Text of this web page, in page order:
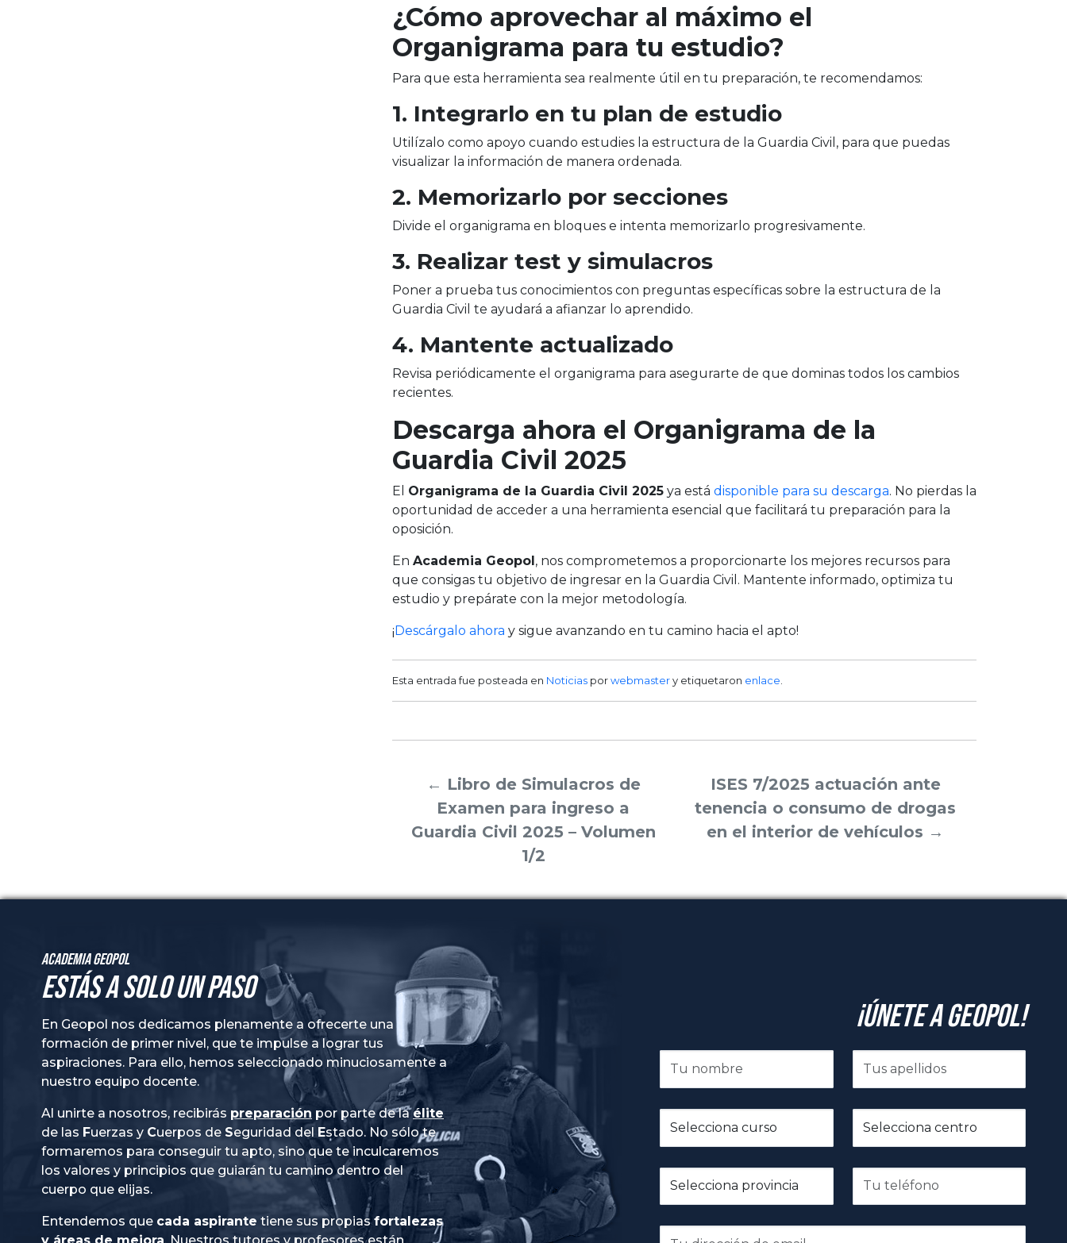
¿Cómo aprovechar al máximo el
Organigrama para tu estudio?
Para que esta herramienta sea realmente útil en tu preparación, te recomendamos:
1. Integrarlo en tu plan de estudio
Utilízalo como apoyo cuando estudies la estructura de la Guardia Civil, para que puedas
visualizar la información de manera ordenada.
2. Memorizarlo por secciones
Divide el organigrama en bloques e intenta memorizarlo progresivamente.
3. Realizar test y simulacros
Poner a prueba tus conocimientos con preguntas específicas sobre la estructura de la
Guardia Civil te ayudará a afianzar lo aprendido.
4. Mantente actualizado
Revisa periódicamente el organigrama para asegurarte de que dominas todos los cambios
recientes.
Descarga ahora el Organigrama de la
Guardia Civil 2025
El Organigrama de la Guardia Civil 2025 ya está disponible para su descarga. No pierdas la
oportunidad de acceder a una herramienta esencial que facilitará tu preparación para la
oposición.
En Academia Geopol, nos comprometemos a proporcionarte los mejores recursos para
que consigas tu objetivo de ingresar en la Guardia Civil. Mantente informado, optimiza tu
estudio y prepárate con la mejor metodología.
¡Descárgalo ahora y sigue avanzando en tu camino hacia el apto!
Esta entrada fue posteada en Noticias porwebmastery etiquetaron enlace
← Libro de Simulacros de
Examen para ingreso a
Guardia Civil 2025 – Volumen
1/2
ISES 7/2025 actuación ante
tenencia o consumo de drogas
en el interior de vehículos →
Academia GeoPol
Estás a solo un paso
En Geopol nos dedicamos plenamente a ofrecerte una
formación de primer nivel, que te impulse a lograr tus
aspiraciones. Para ello, hemos seleccionado minuciosamente a
nuestro equipo docente.
Al unirte a nosotros, recibirás preparación por parte de laélite
de las
Fuerzas y Cuerpos de Seguridad del Estado. No sólo te
formaremos para conseguir tu apto, sino que te inculcaremos
los valores y principios que guiarán tu camino dentro del
cuerpo que elijas.
Entendemos que cada aspirante tiene sus propiasfortalezas
y áreas de mejora . Nuestros tutores y profesores están
¡Únete a GeoPol!